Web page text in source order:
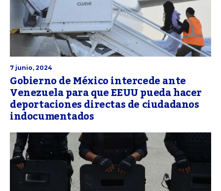
7 junio, 2024
Gobierno de México intercede ante
Venezuela para que EEUU pueda hacer
deportaciones directas de ciudadanos
indocumentados